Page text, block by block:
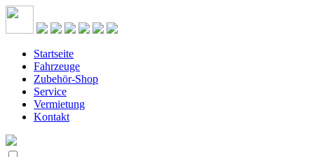
Startseite
Fahrzeuge
Zubehör-Shop
Service
Vermietung
Kontakt